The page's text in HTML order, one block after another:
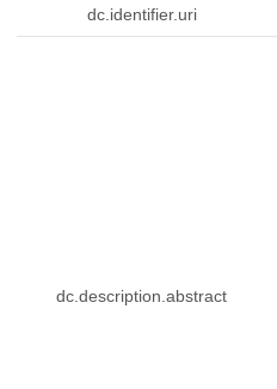
dc.identifier.uri
dc.description.abstract